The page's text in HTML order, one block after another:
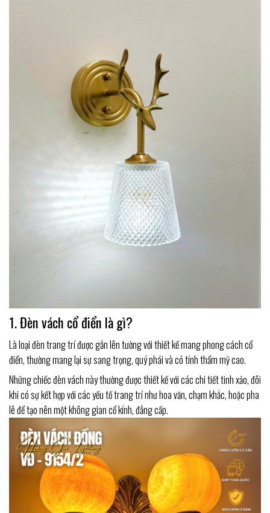
1. Đèn vách cổ điển là gì?
Là loại đèn trang trí được gắn lên tường với thiết kế mang phong cách cổ
điển, thường mang lại sự sang trọng, quý phái và có tính thẩm mỹ cao.
Những chiếc đèn vách này thường được thiết kế với các chi tiết tinh xảo, đôi
khi có sự kết hợp với các yếu tố trang trí như hoa văn, chạm khắc, hoặc pha
lê để tạo nên một không gian cổ kính, đẳng cấp.